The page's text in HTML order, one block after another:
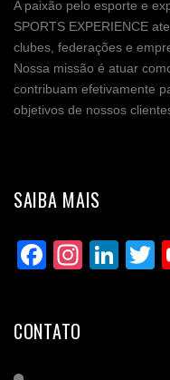
A paixão pelo esporte e
SPORTS EXPERIENCE
clubes, federações e
Nossa missão é atuar
contribuam efetivamente
objetivos de nossos
SAIBA MAIS
CONTATO